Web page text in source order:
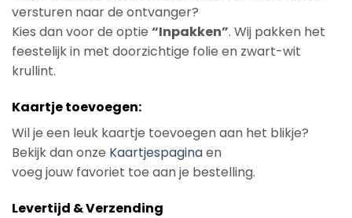
versturen naar de ontvanger?
Kies dan voor de optie “Inpakken”. Wij pakken het
feestelijk in met doorzichtige folie en zwart-wit
krullint.
Kaartje toevoegen:
Wil je een leuk kaartje toevoegen aan het blikje?
Bekijk dan onze Kaartjespaginaen
voeg jouw favoriet toe aan je bestelling.
Levertijd & Verzending